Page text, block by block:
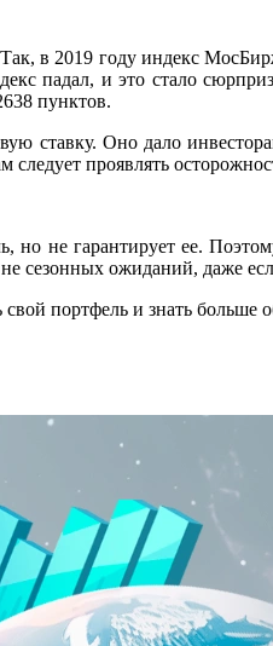
Так, в 2019 году индекс
падал, и это стало
пунктов.
ставку. Оно дало
проявлять
не гарантирует ее.
ожиданий, даже
портфель и знать